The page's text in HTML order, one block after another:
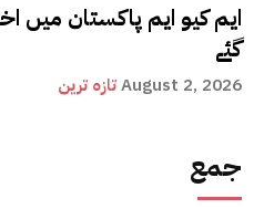
ایم کیو ایم پاکستان میں
گئے
تازہ ترینAugust 2, 2026
جمع